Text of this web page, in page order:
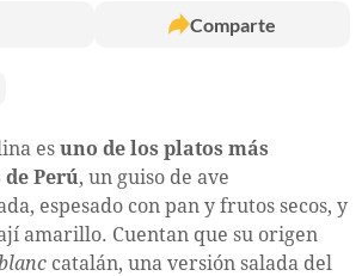
Comparte
es uno de los platos más
Perú, un guiso de ave
espesado con pan y frutos secos, y
amarillo. Cuentan que su origen
catalán, una versión salada del